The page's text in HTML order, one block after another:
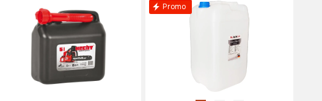
Promo